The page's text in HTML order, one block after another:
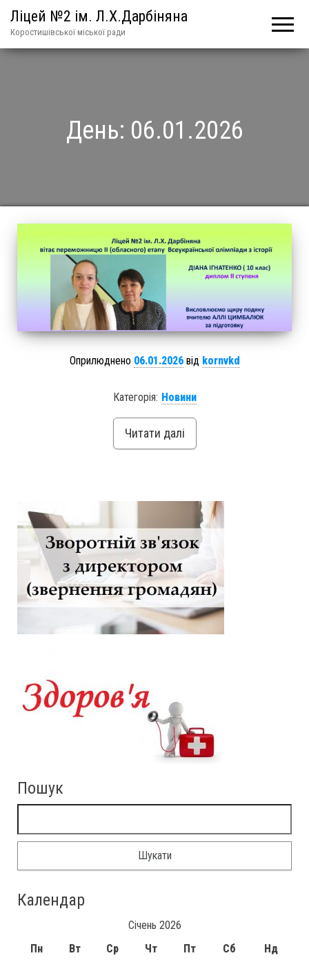
Ліцей №2 ім. Л.Х.Дарбіняна
Коростишівської міської ради
День: 06.01.2026
Оприлюднено 06.01.2026 від kornvkd
Категорія: Новини
Читати далі
Пошук
Календар
Січень 2026
Пн
Вт Ср Чт Пт Сб Нд